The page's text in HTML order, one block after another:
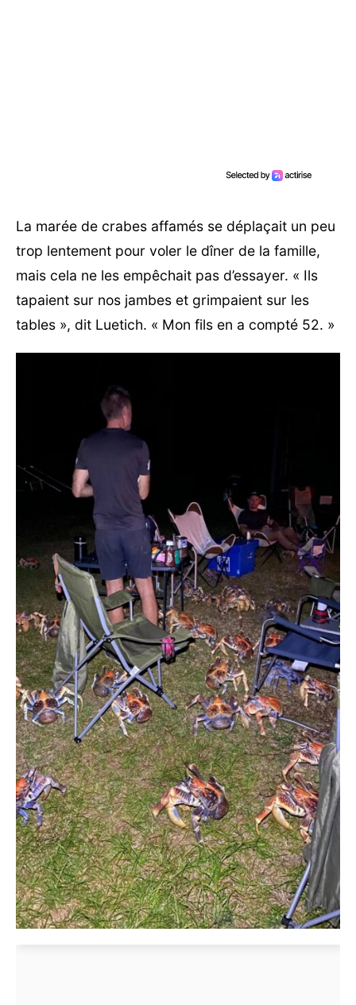
La marée de crabes affamés se déplaçait un peu
trop lentement pour voler le dîner de la famille,
mais cela ne les empêchait pas d’essayer. « Ils
tapaient sur nos jambes et grimpaient sur les
tables », dit Luetich. « Mon fils en a compté 52. »